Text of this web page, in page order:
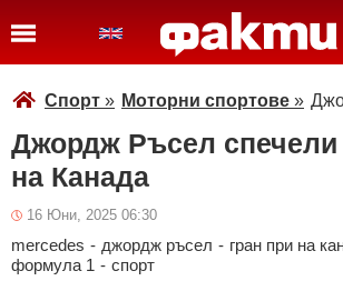
Спорт » Моторни спортове »
Джордж Ръсел спечели
на Канада
16 Юни, 2025 06:30
mercedes - джордж ръсел - гран при на
формула 1 - спорт